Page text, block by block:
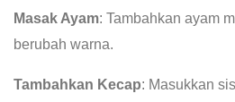
Masak Ayam: Tambahkan ayam
berubah warna.
Tambahkan Kecap: Masukkan